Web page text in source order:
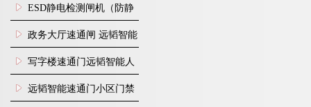
门禁闸机安装
​ESD静电检测闸机（防静
电门禁通道系统）
政务大厅速通闸 远韬智能
防尾随静音速通门
写字楼速通门远韬智能人
脸识别快速通道闸
远韬智能速通门小区门禁